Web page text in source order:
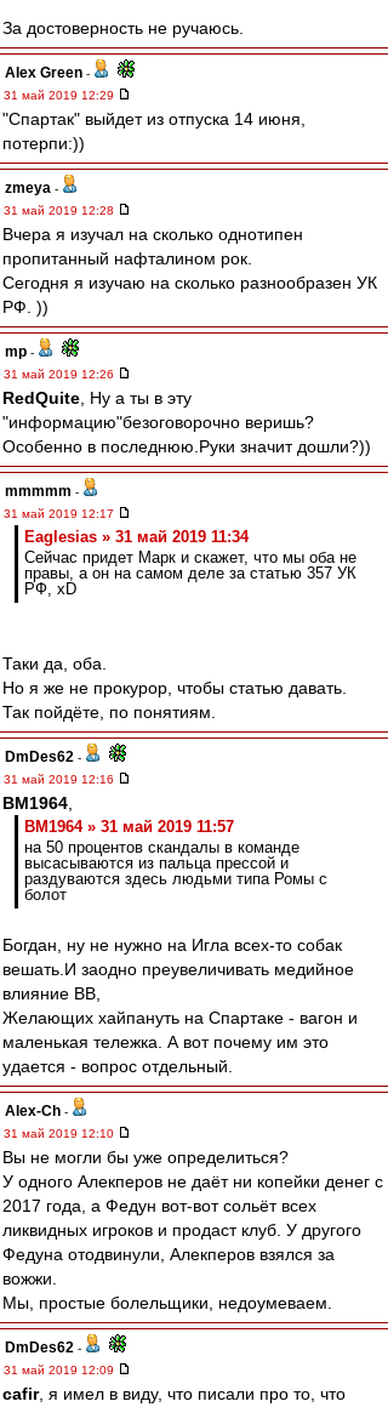
За достоверность не ручаюсь.
Alex Green -
31 май 2019 12:29
"Спартак" выйдет из отпуска 14 июня,
потерпи:))
zmeya -
31 май 2019 12:28
Вчера я изучал на сколько однотипен
пропитанный нафталином рок.
Сегодня я изучаю на сколько разнообразен УК
РФ. ))
mp -
31 май 2019 12:26
RedQuite , Ну а ты в эту
"информацию"безоговорочно веришь?
Особенно в последнюю.Руки значит дошли?))
mmmmm -
31 май 2019 12:17
Eaglesias » 31 май 2019 11:34
Сейчас придет Марк и скажет, что мы оба не
правы, а он на самом деле за статью 357 УК
РФ, xD
Таки да, оба.
Но я же не прокурор, чтобы статью давать.
Так пойдёте, по понятиям.
DmDes62 -
31 май 2019 12:16
BM1964
BM1964 » 31 май 2019 11:57
на 50 процентов скандалы в команде
высасываются из пальца прессой и
раздуваются здесь людьми типа Ромы с
болот
Богдан, ну не нужно на Игла всех-то собак
вешать.И заодно преувеличивать медийное
влияние ВВ,
Желающих хайпануть на Спартаке - вагон и
маленькая тележка. А вот почему им это
удается - вопрос отдельный.
Alex-Ch -
31 май 2019 12:10
Вы не могли бы уже определиться?
У одного Алекперов не даёт ни копейки денег с
2017 года, а Федун вот-вот сольёт всех
ликвидных игроков и продаст клуб. У другого
Федуна отодвинули, Алекперов взялся за
вожжи.
Мы, простые болельщики, недоумеваем.
DmDes62 -
31 май 2019 12:09
cafir, я имел в виду, что писали про то, что